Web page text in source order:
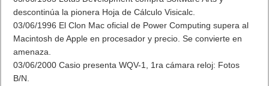
descontinúa la pionera Hoja de Cálculo Visicalc.
03/06/1996 El Clon Mac oficial de Power Computing supera al
Macintosh de Apple en procesador y precio. Se convierte en
amenaza.
03/06/2000 Casio presenta WQV-1, 1ra cámara reloj: Fotos
B/N.